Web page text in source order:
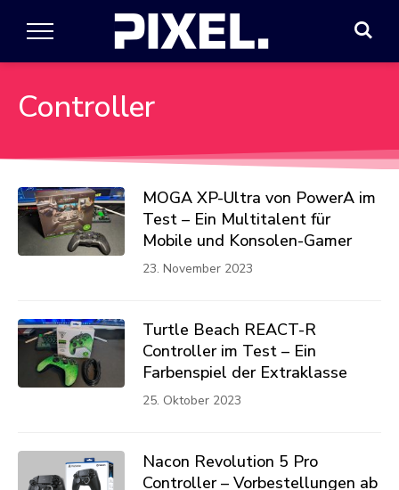
Controller
MOGA XP-Ultra von PowerA im
Test – Ein Multitalent für
Mobile und Konsolen-Gamer
23. November 2023
Turtle Beach REACT-R
Controller im Test – Ein
Farbenspiel der Extraklasse
25. Oktober 2023
Nacon Revolution 5 Pro
Controller – Vorbestellungen ab